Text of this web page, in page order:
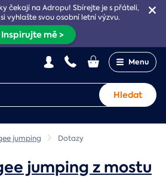
čekají na Adropu! Sbírejte je s přáteli,
vyhlašte svou osobní letní výzvu.
Inspirujte mě >
Menu
Hledat
jumping Dotazy
jumping z mostu